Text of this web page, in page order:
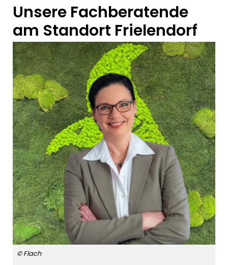
Unsere Fachberatende
am Standort Frielendorf
© Flach